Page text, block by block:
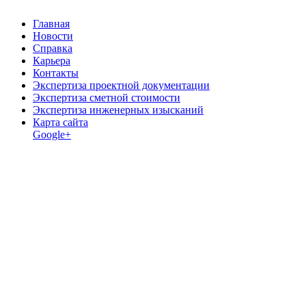
Главная
Новости
Справка
Карьера
Контакты
Экспертиза проектной документации
Экспертиза сметной стоимости
Экспертиза инженерных изысканий
Карта сайта
Google+